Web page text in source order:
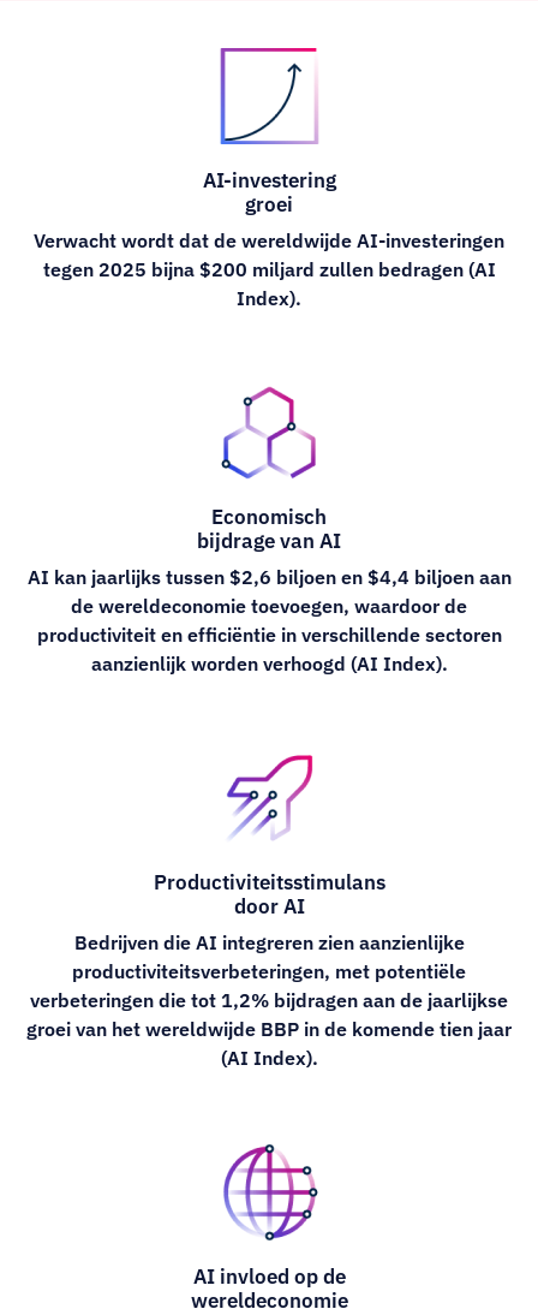
AI-investering
groei
Verwacht wordt dat de wereldwijde AI-investeringen
tegen 2025 bijna $200 miljard zullen bedragen (AI
Index).
Economisch
bijdrage van AI
AI kan jaarlijks tussen $2,6 biljoen en $4,4 biljoen aan
de wereldeconomie toevoegen, waardoor de
productiviteit en efficiëntie in verschillende sectoren
aanzienlijk worden verhoogd (AI Index).
Productiviteitsstimulans
door AI
Bedrijven die AI integreren zien aanzienlijke
productiviteitsverbeteringen, met potentiële
verbeteringen die tot 1,2% bijdragen aan de jaarlijkse
groei van het wereldwijde BBP in de komende tien jaar
(AI Index).
AI invloed op de
wereldeconomie